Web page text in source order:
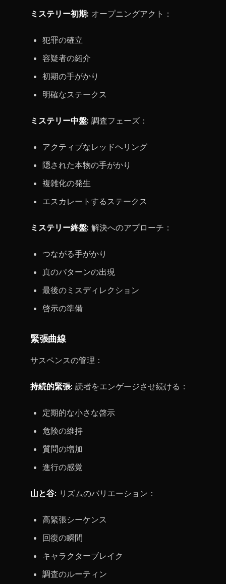
ミステリー初期: オープニングアクト：
犯罪の確立
容疑者の紹介
初期の手がかり
明確なステークス
ミステリー中盤: 調査フェーズ：
アクティブなレッドヘリング
隠された本物の手がかり
複雑化の発生
エスカレートするステークス
ミステリー終盤: 解決へのアプローチ：
つながる手がかり
真のパターンの出現
最後のミスディレクション
啓示の準備
緊張曲線
サスペンスの管理：
持続的緊張: 読者をエンゲージさせ続ける：
定期的な小さな啓示
危険の維持
質問の増加
進行の感覚
山と谷: リズムのバリエーション：
高緊張シーケンス
回復の瞬間
キャラクターブレイク
調査のルーティン